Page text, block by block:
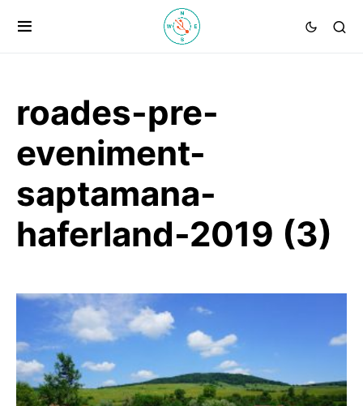
roades-pre-
eveniment-
saptamana-
haferland-2019 (3)